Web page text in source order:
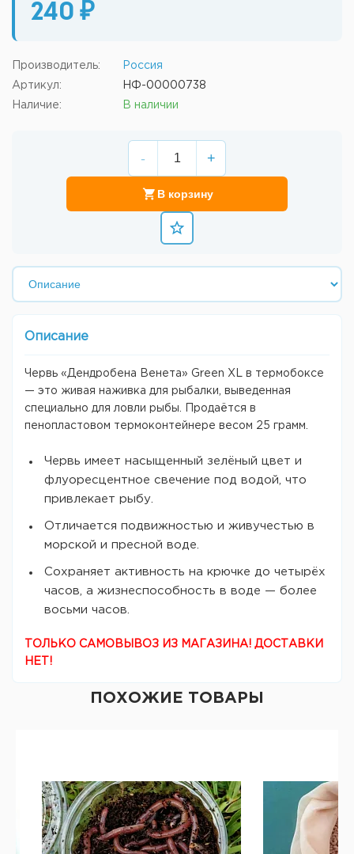
240 ₽
Производитель: Россия
Артикул: НФ-00000738
Наличие: В наличии
- +
В корзину
Описание
Червь «Дендробена Венета» Green XL в термобоксе
— это живая наживка для рыбалки, выведенная
специально для ловли рыбы. Продаётся в
пенопластовом термоконтейнере весом 25 грамм.
Червь имеет насыщенный зелёный цвет и
флуоресцентное свечение под водой, что
привлекает рыбу.
Отличается подвижностью и живучестью в
морской и пресной воде.
Сохраняет активность на крючке до четырёх
часов, а жизнеспособность в воде — более
восьми часов.
ТОЛЬКО САМОВЫВОЗ ИЗ МАГАЗИНА! ДОСТАВКИ
НЕТ!
ПОХОЖИЕ ТОВАРЫ